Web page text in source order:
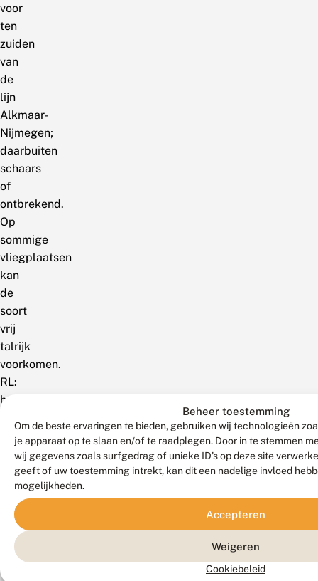
Beheer toestemming
Om de beste ervaringen te bieden, gebruiken wij technologieën
je apparaat op te slaan en/of te raadplegen. Door in te stemmen
wij gegevens zoals surfgedrag of unieke ID's op deze site
geeft of uw toestemming intrekt, kan dit een nadelige invloed
mogelijkheden.
Accepteren
Weigeren
Cookiebeleid
voor
ten
zuiden
van
de
lijn
Alkmaar-
Nijmegen;
daarbuiten
schaars
of
ontbrekend.
Op
sommige
vliegplaatsen
kan
de
soort
vrij
talrijk
voorkomen.
RL:
bedreigd.
België
Zeldzaam.
Wijdverbreid
het
hele
land,
maar